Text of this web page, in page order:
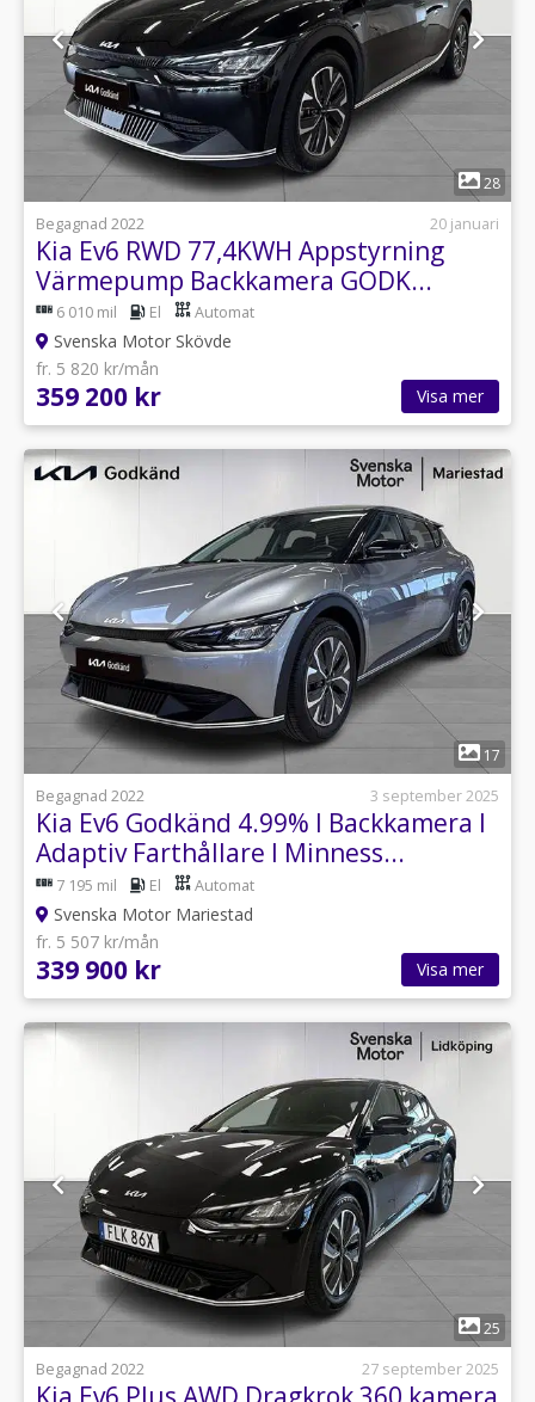
1
28
Begagnad 2022
20 januari
Kia Ev6 RWD 77,4KWH Appstyrning
Värmepump Backkamera GODK...
6 010 mil El Automat
Svenska Motor Skövde
fr. 5 820 kr/mån
359 200 kr Visa mer
1
17
Begagnad 2022
3 september 2025
Kia Ev6 Godkänd 4.99% I Backkamera I
Adaptiv Farthållare I Minness...
7 195 mil El Automat
Svenska Motor Mariestad
fr. 5 507 kr/mån
339 900 kr Visa mer
25
Begagnad 2022
27 september 2025